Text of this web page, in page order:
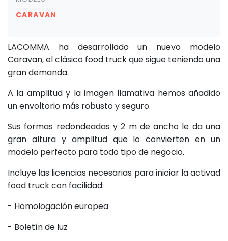
CARAVAN
LACOMMA ha desarrollado un nuevo modelo
Caravan, el clásico food truck que sigue teniendo una
gran demanda.
A la amplitud y la imagen llamativa hemos añadido
un envoltorio más robusto y seguro.
Sus formas redondeadas y 2 m de ancho le da una
gran altura y amplitud que lo convierten en un
modelo perfecto para todo tipo de negocio.
Incluye las licencias necesarias para iniciar la activad
food truck con facilidad:
- Homologación europea
- Boletín de luz